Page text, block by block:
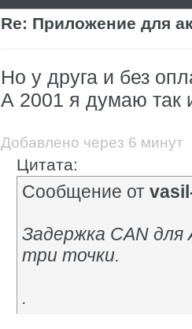
Re: Приложение для
Но у друга и без
А 2001 я думаю так
Добавлено через 6 минут
Цитата:
Сообщение от
Задержка СAN для
три точки.
.